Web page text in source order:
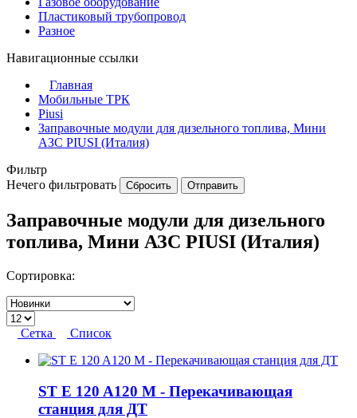
Пластиковый трубопровод
Разное
Навигационные ссылки
Главная
Мобильные ТРК
Piusi
Заправочные модули для дизельного топлива, Мини
АЗС PIUSI (Италия)
Фильтр
Нечего фильтровать
Сбросить Отправить
Заправочные модули для дизельного
топлива, Мини АЗС PIUSI (Италия)
Сортировка:
Сетка Список
ST E 120 A120 M - Перекачивающая
станция для ДТ